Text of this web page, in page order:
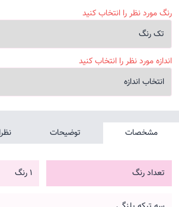
رنگ مورد نظر را انتخاب کنید
اندازه مورد نظر را انتخاب کنید
مشخصات توضیحات
تعداد رنگ 1 رنگ